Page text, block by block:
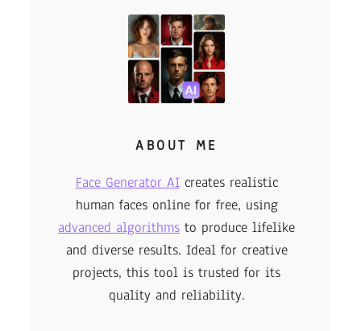
ABOUT ME
Face Generator AIcreates realistic
human faces online for free, using
advanced algorithms to produce lifelike
and diverse results. Ideal for creative
projects, this tool is trusted for its
quality and reliability.